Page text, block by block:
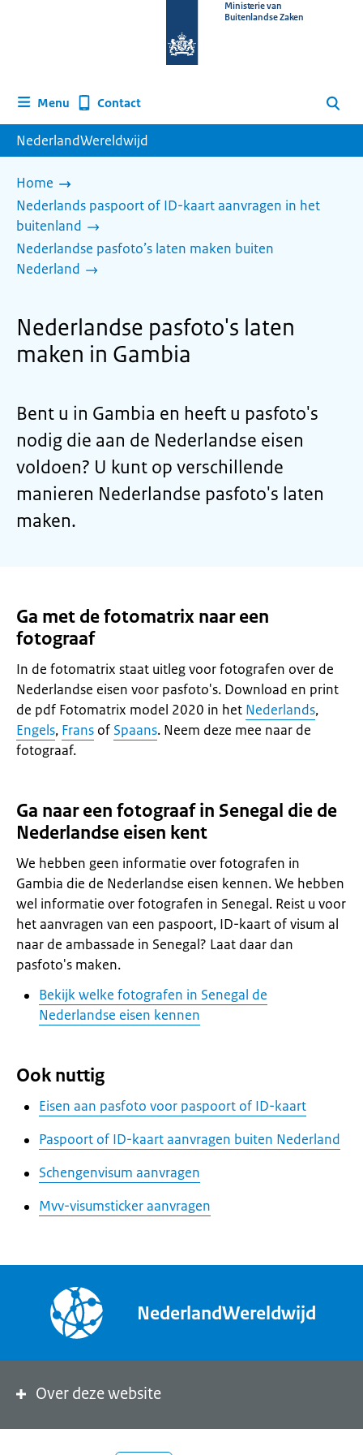
homepage
Ministerie van
Buitenlandse Zaken
Menu Contact Zoeken
NederlandWereldwijd
Home
Nederlands paspoort of ID-kaart aanvragen in het
buitenland
Nederlandse pasfoto’s laten maken buiten
Nederland
Nederlandse pasfoto's laten
maken in Gambia
Bent u in Gambia en heeft u pasfoto's
nodig die aan de Nederlandse eisen
voldoen? U kunt op verschillende
manieren Nederlandse pasfoto's laten
maken.
Ga met de fotomatrix naar een
fotograaf
In de fotomatrix staat uitleg voor fotografen over de
Nederlandse eisen voor pasfoto's. Download en print
de pdf Fotomatrix model 2020 in het Nederlands,
Engels, Frans of Spaans. Neem deze mee naar de
fotograaf.
Ga naar een fotograaf in Senegal die de
Nederlandse eisen kent
We hebben geen informatie over fotografen in
Gambia die de Nederlandse eisen kennen. We hebben
wel informatie over fotografen in Senegal. Reist u voor
het aanvragen van een paspoort, ID-kaart of visum al
naar de ambassade in Senegal? Laat daar dan
pasfoto's maken.
Bekijk welke fotografen in Senegal de
Nederlandse eisen kennen
Ook nuttig
Eisen aan pasfoto voor paspoort of ID-kaart
Paspoort of ID-kaart aanvragen buiten Nederland
Schengenvisum aanvragen
Mvv-visumsticker aanvragen
NederlandWereldwijd
Over deze website